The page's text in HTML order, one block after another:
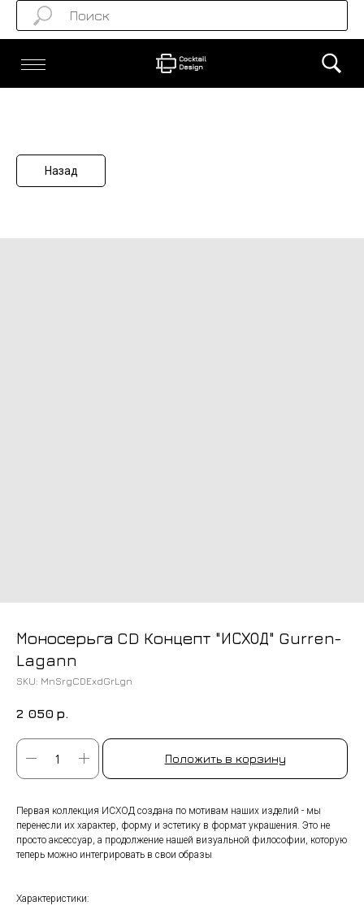
Назад
Моносерьга CD Концепт "ИСХОД" Gurren-
Lagann
SKU: MnSrgCDExdGrLgn
2 050 р.
Положить в корзину
Первая коллекция ИСХОД создана по мотивам наших изделий - мы
перенесли их характер, форму и эстетику в формат украшения. Это не
просто аксессуар, а продолжение нашей визуальной философии, которую
теперь можно интегрировать в свои образы
Характеристики: